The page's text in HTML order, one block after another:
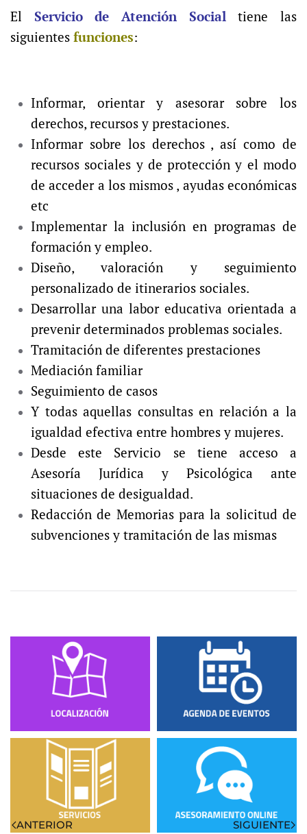
El Servicio de Atención Socialtiene las
siguientes funciones:
Informar, orientar y asesorar sobre los
derechos, recursos y prestaciones.
Informar sobre los derechos , así como de
recursos sociales y de protección y el modo
de acceder a los mismos , ayudas económicas
etc
Implementar la inclusión en programas de
formación y empleo.
Diseño, valoración y seguimiento
personalizado de itinerarios sociales.
Desarrollar una labor educativa orientada a
prevenir determinados problemas sociales.
Tramitación de diferentes prestaciones
Mediación familiar
Seguimiento de casos
Y todas aquellas consultas en relación a la
igualdad efectiva entre hombres y mujeres.
Desde este Servicio se tiene acceso a
Asesoría Jurídica y Psicológica ante
situaciones de desigualdad.
Redacción de Memorias para la solicitud de
subvenciones y tramitación de las mismas
Visto: 4557
ANTERIOR SIGUIENTE